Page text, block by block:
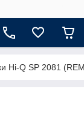
Hi-Q SP 2081